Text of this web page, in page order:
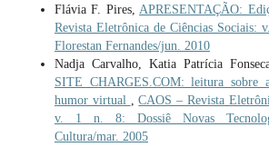
Flávia F. Pires,APRESENTAÇÃO:
Revista Eletrônica de Ciências Sociais:
Florestan Fernandes/jun. 2010
Nadja Carvalho, Katia Patrícia
SITE CHARGES.COM: leitura sobre
humor virtual ,CAOS – Revista
v. 1 n. 8: Dossiê Novas
Cultura/mar. 2005